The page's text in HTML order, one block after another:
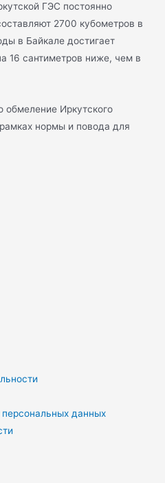
ГЭС постоянно
2700 кубометров в
в Байкале достигает
16 сантиметров ниже, чем в
обмеление Иркутского
нормы и повода для
персональных данных